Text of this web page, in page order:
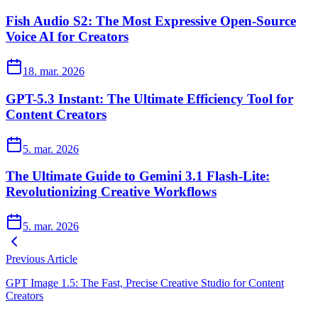
Fish Audio S2: The Most Expressive Open-Source
Voice AI for Creators
18. mar. 2026
GPT-5.3 Instant: The Ultimate Efficiency Tool for
Content Creators
5. mar. 2026
The Ultimate Guide to Gemini 3.1 Flash-Lite:
Revolutionizing Creative Workflows
5. mar. 2026
Previous Article
GPT Image 1.5: The Fast, Precise Creative Studio for Content
Creators